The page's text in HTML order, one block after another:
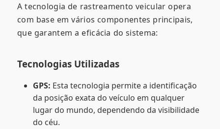
A tecnologia de rastreamento veicular opera
com base em vários componentes principais,
que garantem a eficácia do sistema:
Tecnologias Utilizadas
GPS: Esta tecnologia permite a identificação
da posição exata do veículo em qualquer
lugar do mundo, dependendo da visibilidade
do céu.